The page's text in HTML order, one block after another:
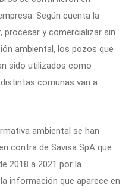
Según cuenta la
procesar y comercializar sin
ambiental, los pozos que
sido utilizados como
comunas van a
ambiental se han
contra de Savisa SpA que
2018 a 2021 por la
información que aparece en